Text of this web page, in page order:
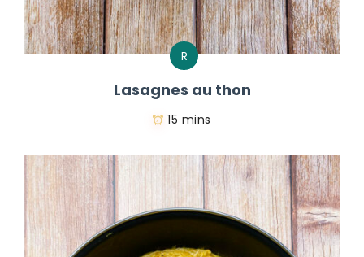
R
Lasagnes au thon
15 mins